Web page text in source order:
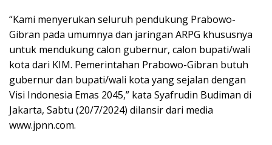
“Kami menyerukan seluruh pendukung Prabowo-
Gibran pada umumnya dan jaringan ARPG khususnya
untuk mendukung calon gubernur, calon bupati/wali
kota dari KIM. Pemerintahan Prabowo-Gibran butuh
gubernur dan bupati/wali kota yang sejalan dengan
Visi Indonesia Emas 2045,” kata Syafrudin Budiman di
Jakarta, Sabtu (20/7/2024) dilansir dari media
www.jpnn.com.